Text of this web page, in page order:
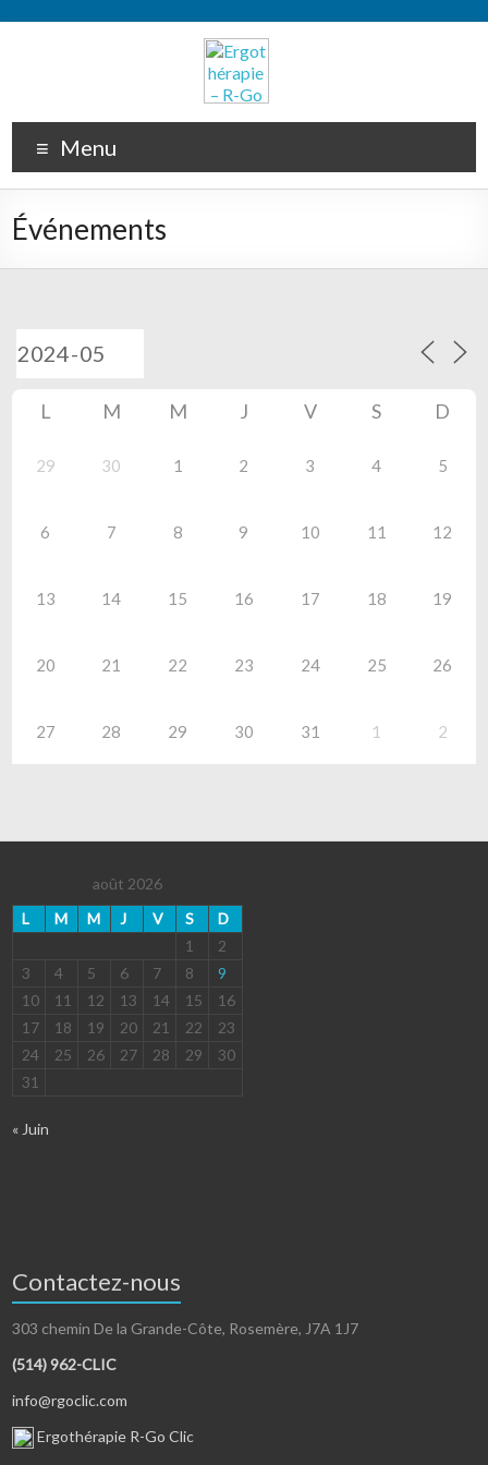
Menu
Événements
L M M J V S D
29 30 1 2 3 4 5
6 7 8 9 10 11 12
13 14 15 16 17 18 19
20 21 22 23 24 25 26
27 28 29 30 31 1 2
août 2026
L
M M J V S
D
1
2
3
4 5 6 7 8
9
10
11 12 13 14 15
16
17
18 19 20 21 22
23
24
25 26 27 28 29
30
31
« Juin
Contactez-nous
303 chemin De la Grande-Côte, Rosemère, J7A 1J7
(514) 962-CLIC
info@rgoclic.com
Ergothérapie R-Go Clic